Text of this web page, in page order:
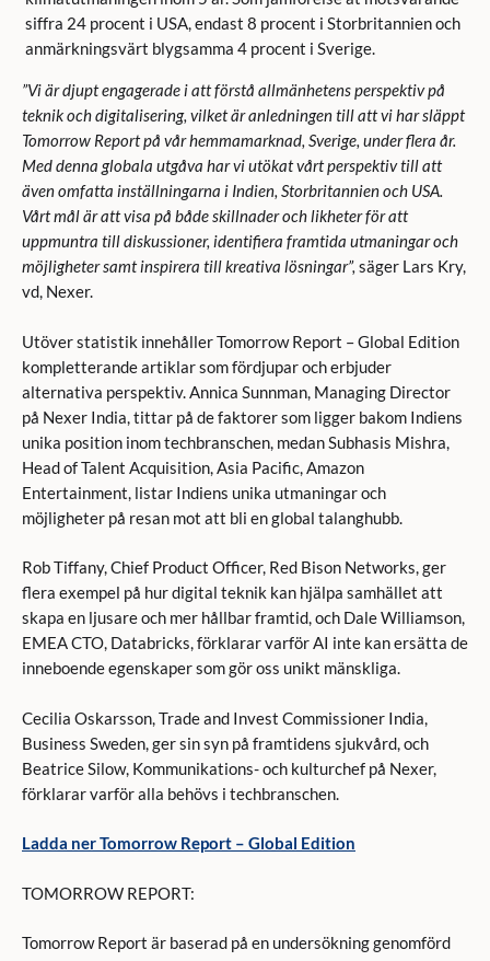
siffra 24 procent i USA, endast 8 procent i Storbritannien och
anmärkningsvärt blygsamma 4 procent i Sverige.
”Vi är djupt engagerade i att förstå allmänhetens perspektiv på
teknik och digitalisering, vilket är anledningen till att vi har släppt
Tomorrow Report på vår hemmamarknad, Sverige, under flera år.
Med denna globala utgåva har vi utökat vårt perspektiv till att
även omfatta inställningarna i Indien, Storbritannien och USA.
Vårt mål är att visa på både skillnader och likheter för att
uppmuntra till diskussioner, identifiera framtida utmaningar och
möjligheter samt inspirera till kreativa lösningar”, säger Lars Kry,
vd, Nexer.
Utöver statistik innehåller Tomorrow Report – Global Edition
kompletterande artiklar som fördjupar och erbjuder
alternativa perspektiv. Annica Sunnman, Managing Director
på Nexer India, tittar på de faktorer som ligger bakom Indiens
unika position inom techbranschen, medan Subhasis Mishra,
Head of Talent Acquisition, Asia Pacific, Amazon
Entertainment, listar Indiens unika utmaningar och
möjligheter på resan mot att bli en global talanghubb.
Rob Tiffany, Chief Product Officer, Red Bison Networks, ger
flera exempel på hur digital teknik kan hjälpa samhället att
skapa en ljusare och mer hållbar framtid, och Dale Williamson,
EMEA CTO, Databricks, förklarar varför AI inte kan ersätta de
inneboende egenskaper som gör oss unikt mänskliga.
Cecilia Oskarsson, Trade and Invest Commissioner India,
Business Sweden, ger sin syn på framtidens sjukvård, och
Beatrice Silow, Kommunikations- och kulturchef på Nexer,
förklarar varför alla behövs i techbranschen.
Ladda ner Tomorrow Report – Global Edition
TOMORROW REPORT:
Tomorrow Report är baserad på en undersökning genomförd